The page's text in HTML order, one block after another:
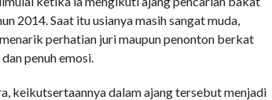
2014. Saat itu usianya masih sangat muda,
perhatian juri maupun penonton berkat
penuh emosi.
keikutsertaannya dalam ajang tersebut menjadi